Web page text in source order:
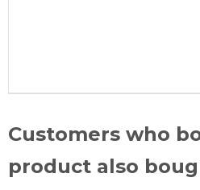
Customers who
product also